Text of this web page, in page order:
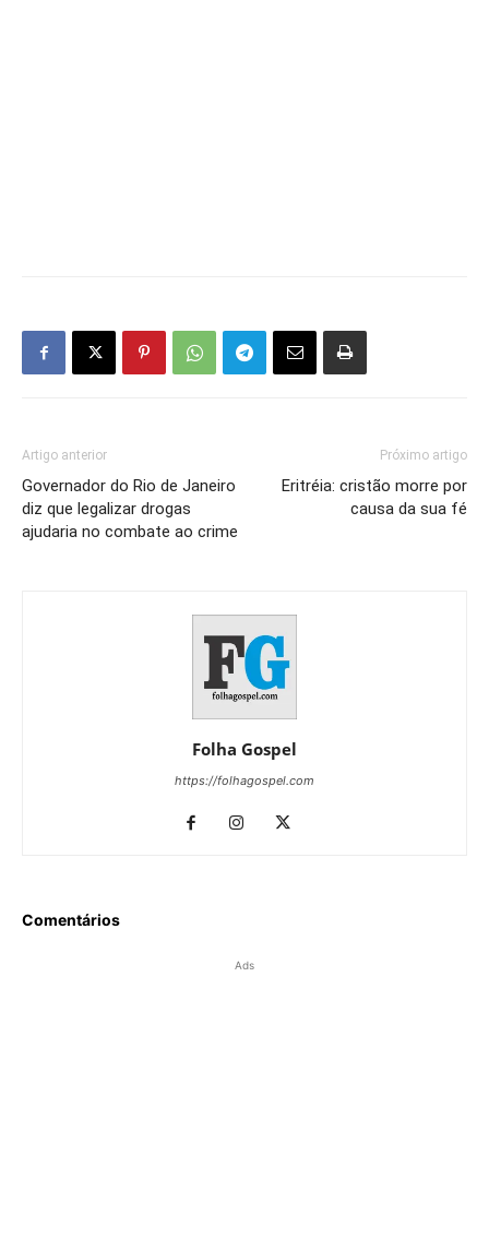
Artigo anterior
Governador do Rio de Janeiro
diz que legalizar drogas
ajudaria no combate ao crime
Próximo artigo
Eritréia: cristão morre por
causa da sua fé
Folha Gospel
https://folhagospel.com
Comentários
Ads